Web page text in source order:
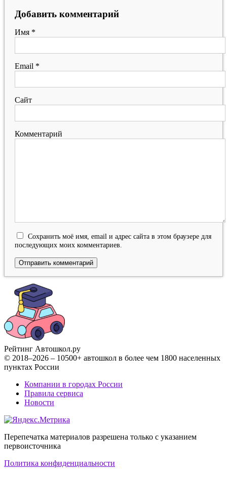
Добавить комментарий
Имя *
Email *
Сайт
Комментарий
Сохранить моё имя, email и адрес сайта в этом браузере для
последующих моих комментариев.
Рейтинг Автошкол.ру
© 2018–2026 – 10500+ автошкол в более чем 1800 населенных
пунктах России
Компании в городах России
Правила сервиса
Новости
Перепечатка материалов разрешена только с указанием
первоисточника
Политика конфиденциальности